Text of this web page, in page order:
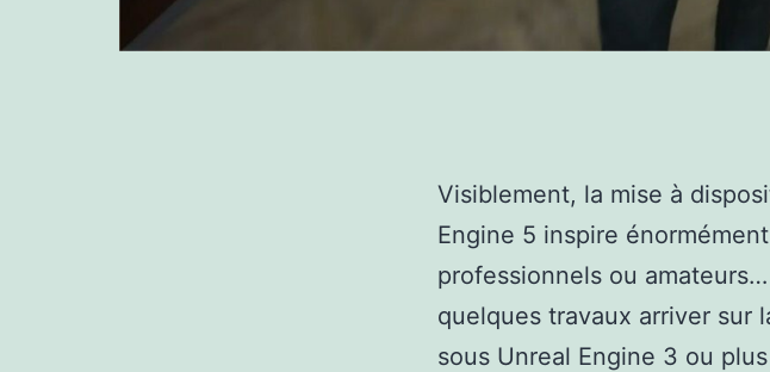
Visiblement, la mise à
Engine 5 inspire
professionnels ou amateurs…
quelques travaux arriver sur
sous Unreal Engine 3 ou